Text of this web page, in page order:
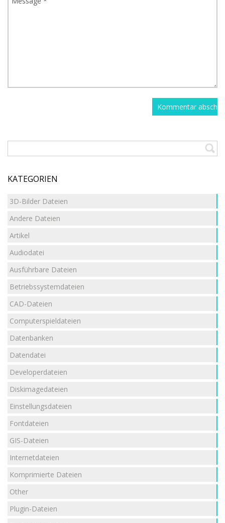
KATEGORIEN
3D-Bilder Dateien
Andere Dateien
Artikel
Audiodatei
Ausführbare Dateien
Betriebssystemdateien
CAD-Dateien
Computerspieldateien
Datenbanken
Datendatei
Developerdateien
Diskimagedateien
Einstellungsdateien
Fontdateien
GIS-Dateien
Internetdateien
Komprimierte Dateien
Other
Plugin-Dateien